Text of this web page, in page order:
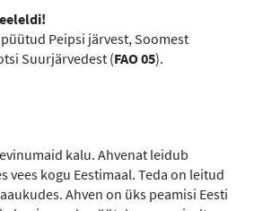
Peipsi järvest, Soomest
Suurjärvedest (FAO 05).
kalu. Ahvenat leidub
vees kogu Eestimaal. Teda on leitud
Ahven on üks peamisi Eesti